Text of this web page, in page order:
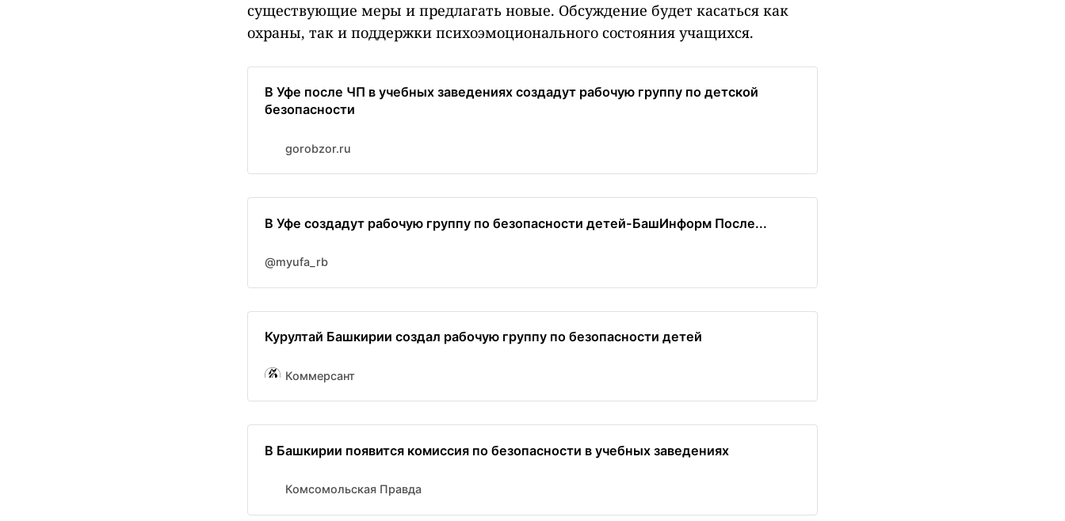
существующие меры и предлагать новые. Обсуждение будет касаться как
охраны, так и поддержки психоэмоционального состояния учащихся.
В Уфе после ЧП в учебных заведениях создадут рабочую группу по детской
безопасности
gorobzor.ru
В Уфе создадут рабочую группу по безопасности детей-БашИнформ После...
@myufa_rb
Курултай Башкирии создал рабочую группу по безопасности детей
Коммерсант
В Башкирии появится комиссия по безопасности в учебных заведениях
Комсомольская Правда